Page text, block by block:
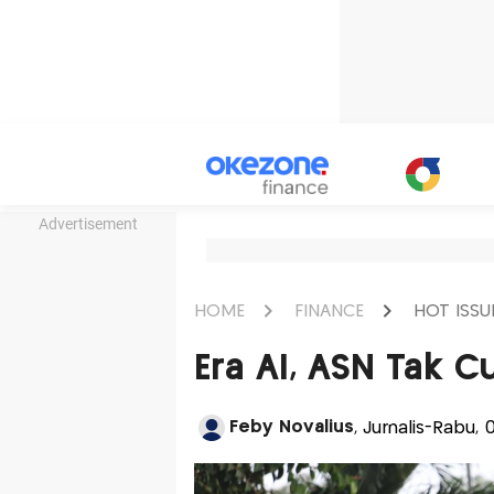
Advertisement
HOME FINANCE HOT
Era AI, ASN Tak
Feby Novalius, Jurnalis-Rabu,